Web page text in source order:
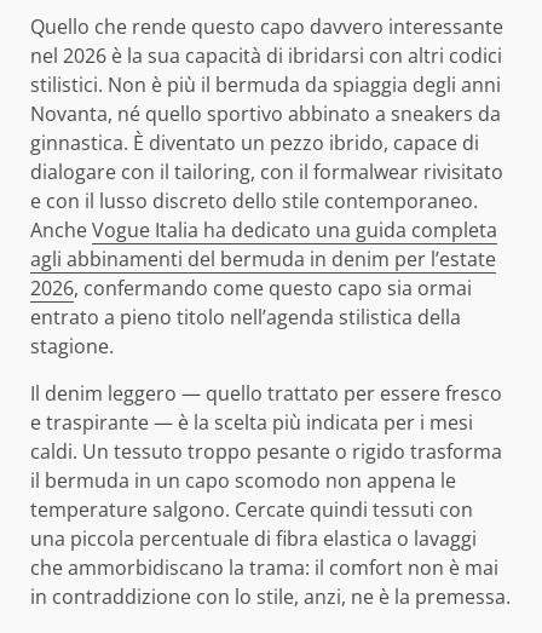
Quello che rende questo capo davvero interessante
nel 2026 è la sua capacità di ibridarsi con altri codici
stilistici. Non è più il bermuda da spiaggia degli anni
Novanta, né quello sportivo abbinato a sneakers da
ginnastica. È diventato un pezzo ibrido, capace di
dialogare con il tailoring, con il formalwear rivisitato
e con il lusso discreto dello stile contemporaneo.
AncheVogue Italia ha dedicato una guida completa
agli abbinamenti del bermuda in denim per l’estate
2026, confermando come questo capo sia ormai
entrato a pieno titolo nell’agenda stilistica della
stagione.
Il denim leggero — quello trattato per essere fresco
e traspirante — è la scelta più indicata per i mesi
caldi. Un tessuto troppo pesante o rigido trasforma
il bermuda in un capo scomodo non appena le
temperature salgono. Cercate quindi tessuti con
una piccola percentuale di fibra elastica o lavaggi
che ammorbidiscano la trama: il comfort non è mai
in contraddizione con lo stile, anzi, ne è la premessa.